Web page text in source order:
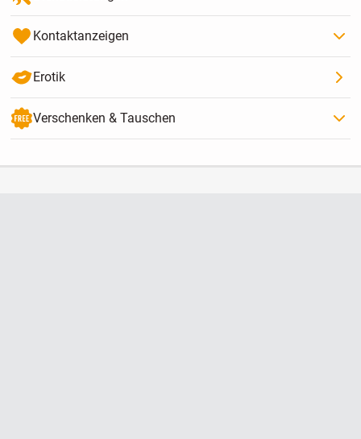
Kontaktanzeigen
Erotik
Verschenken & Tauschen